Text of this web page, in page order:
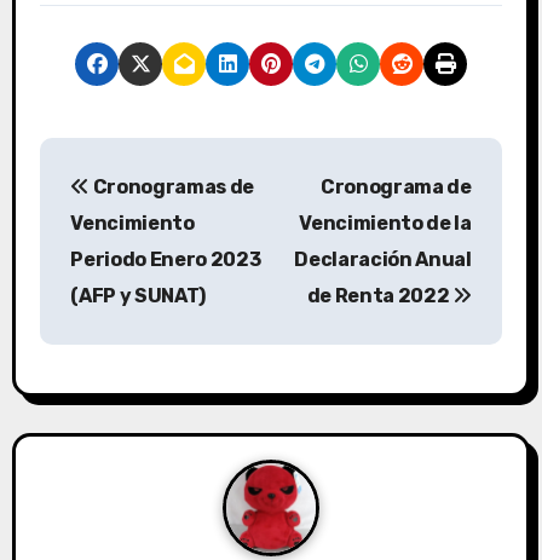
Cronogramas de
Vencimiento
Periodo Enero 2023
(AFP y SUNAT)
Cronograma de
Vencimiento de la
Declaración Anual
de Renta 2022